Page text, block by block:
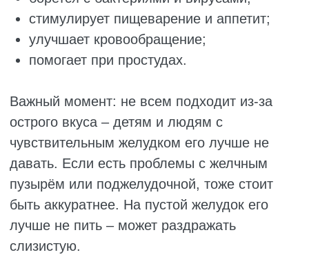
КАКОЕ МАСЛО
ПОЛЕЗНЕЕ?